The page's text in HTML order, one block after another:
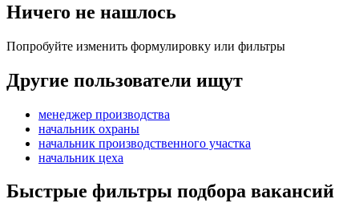
Ничего не нашлось
Попробуйте изменить формулировку или фильтры
Другие пользователи ищут
менеджер производства
начальник охраны
начальник производственного участка
начальник цеха
Быстрые фильтры подбора вакансий